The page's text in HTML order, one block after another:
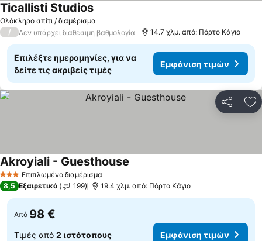
Ολόκληρο σπίτι / διαμέρισμα
Ticallisti Studios
/ Δεν υπάρχει διαθέσιμη βαθμολογία 14.7 χλμ. από: Πόρτο Κάγιο
Επιλέξτε ημερομηνίες, για να
δείτε τις ακριβείς τιμές
Εμφάνιση τιμών
3 ΑστέριαΕπιπλωμένο διαμέρισμα
Akroyiali - Guesthouse
8,5 Εξαιρετικό 199 19.4 χλμ. από: Πόρτο Κάγιο
Από 98 €
Τιμές από 2 ιστότοπους Εμφάνιση τιμών